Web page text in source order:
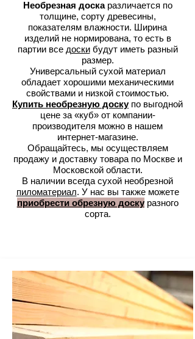
Необрезная доска различается по
толщине, сорту древесины,
показателям влажности. Ширина
изделий не нормирована, то есть в
партии все доскибудут иметь разный
размер.
Универсальный сухой материал
обладает хорошими механическими
свойствами и низкой стоимостью.
Купить необрезную доскупо выгодной
цене за «куб» от компании-
производителя можно в нашем
интернет-магазине.
Обращайтесь, мы осуществляем
продажу и доставку товара по Москве и
Московской области.
В наличии всегда сухой необрезной
пиломатериал. У нас вы также можете
приобрести обрезную доскуразного
сорта.